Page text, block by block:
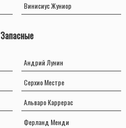
Винисиус Жуниор
Запасные
Андрий Лунин
Серхио Местре
Альваро Каррерас
Ферланд Менди